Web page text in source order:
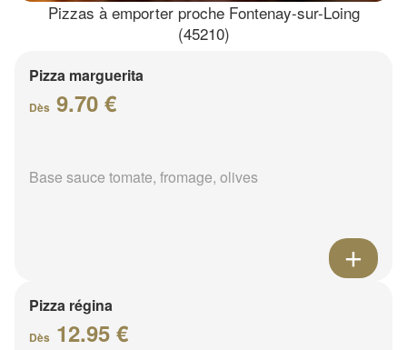
Pizzas à emporter proche Fontenay-sur-Loing
(45210)
Pizza marguerita
Dès 9.70 €
Base sauce tomate, fromage, olives
Pizza régina
Dès 12.95 €